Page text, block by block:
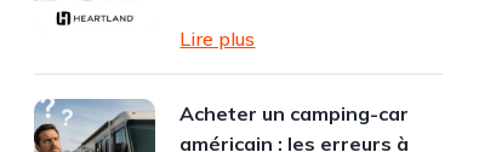
Lire plus
Acheter un camping-car
américain : les erreurs à